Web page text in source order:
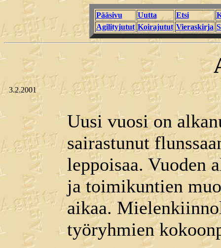
Pääsivu Uutta Etsi
Agilityjutut Koirajutut Vieraskirja
3.2.2001
Uusi vuosi on
sairastunut
leppoisaa. Vuoden
ja toimikuntien
aikaa.
työryhmien